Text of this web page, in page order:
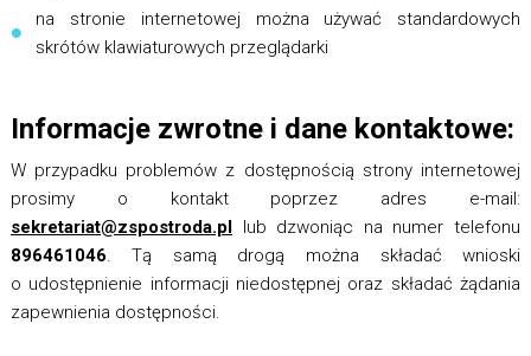
na stronie internetowej można używać standardowych
skrótów klawiaturowych przeglądarki
Informacje zwrotne i dane kontaktowe:
W przypadku problemów z dostępnością strony internetowej
prosimy o kontakt poprzez adres e-mail:
sekretariat@zspostroda.pllub dzwoniąc na numer telefonu
896461046. Tą samą drogą można składać wnioski
o udostępnienie informacji niedostępnej oraz składać żądania
zapewnienia dostępności.